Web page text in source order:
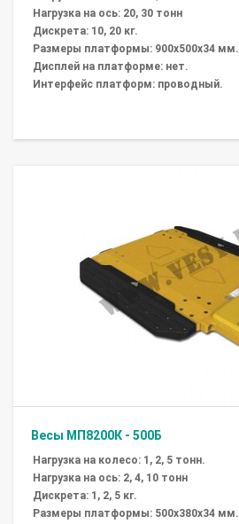
Нагрузка на ось: 20, 30 тонн
Дискрета: 10, 20 кг.
Размеры платформы: 900х500х34 мм.
Дисплей на платформе: нет.
Интерфейс платформ: проводный.
Весы МП8200К - 500Б
Нагрузка на колесо: 1, 2, 5 тонн.
Нагрузка на ось: 2, 4, 10 тонн
Дискрета: 1, 2, 5 кг.
Размеры платформы: 500х380х34 мм.